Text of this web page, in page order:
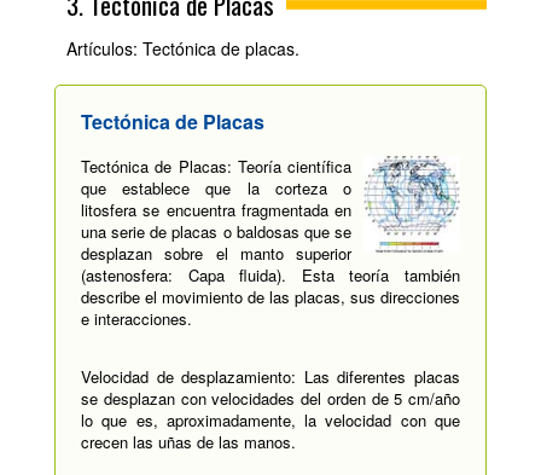
Artículos: Tectónica de placas.
Tectónica de Placas
Tectónica de Placas: Teoría científica
que establece que la corteza o
litosfera se encuentra fragmentada en
una serie de placas o baldosas que se
desplazan sobre el manto superior
(astenosfera: Capa fluida). Esta teoría también
describe el movimiento de las placas, sus direcciones
e interacciones.
Velocidad de desplazamiento: Las diferentes placas
se desplazan con velocidades del orden de 5 cm/año
lo que es, aproximadamente, la velocidad con que
crecen las uñas de las manos.